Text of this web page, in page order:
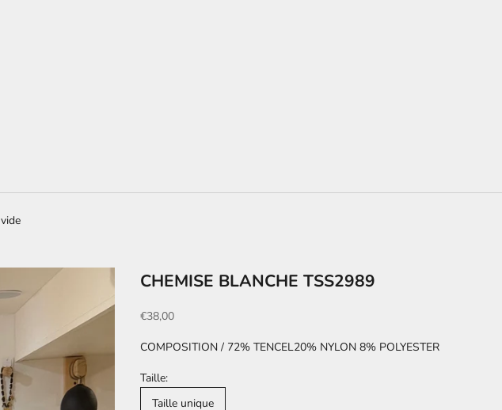
CHEMISE BLANCHE TSS2989
Prix de vente
€38,00
COMPOSITION / 72% TENCEL20% NYLON 8% POLYESTER
Taille:
Taille unique